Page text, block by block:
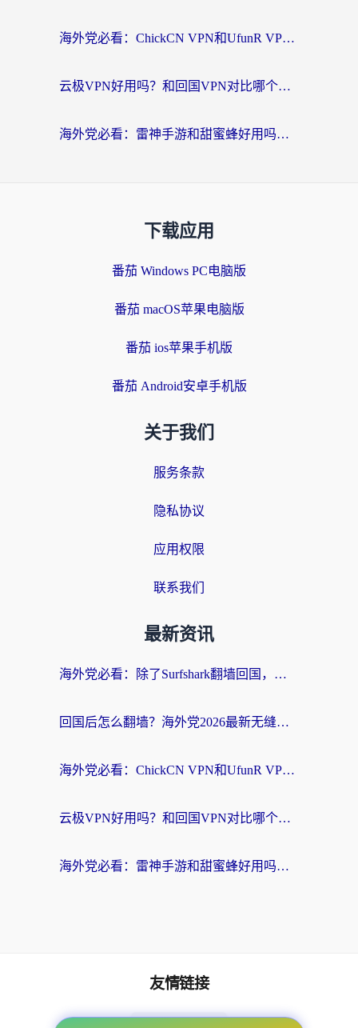
海外党必看：ChickCN VPN和UfunR VPN对比哪个回国效果更好？附实用选择指南
云极VPN好用吗？和回国VPN对比哪个回国效果更好？海外党亲测避坑指南
海外党必看：雷神手游和甜蜜蜂好用吗？3步选对回国加速器无缝刷国内资源
下载应用
番茄 Windows PC电脑版
番茄 macOS苹果电脑版
番茄 ios苹果手机版
番茄 Android安卓手机版
关于我们
服务条款
隐私协议
应用权限
联系我们
最新资讯
海外党必看：除了Surfshark翻墙回国，这些加速器选择技巧你真的懂吗？
回国后怎么翻墙？海外党2026最新无缝访问国内资源全攻略（附对比实测）
海外党必看：ChickCN VPN和UfunR VPN对比哪个回国效果更好？附实用选择指南
云极VPN好用吗？和回国VPN对比哪个回国效果更好？海外党亲测避坑指南
海外党必看：雷神手游和甜蜜蜂好用吗？3步选对回国加速器无缝刷国内资源
友情链接